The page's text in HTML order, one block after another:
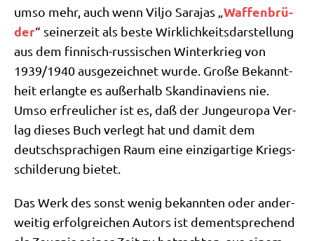
umso mehr, auch wenn Vil­jo Sara­jas „ Waf­fen­brü­
der“ sei­ner­zeit als beste Wirk­lich­keits­dar­stel­lung
aus dem fin­nisch-rus­si­schen Win­ter­krieg von
1939/​1940 aus­ge­zeich­net wur­de. Gro­ße Bekannt­
heit erlang­te es außer­halb Skan­di­na­vi­ens nie.
Umso erfreu­li­cher ist es, daß der Jun­g­eu­ro­pa Ver­
lag die­ses Buch ver­legt hat und damit dem
deutsch­spra­chi­gen Raum eine ein­zig­ar­ti­ge Kriegs­
schil­de­rung bietet.
Das Werk des sonst wenig bekann­ten oder ander­
wei­tig erfolg­rei­chen Autors ist dem­entspre­chend